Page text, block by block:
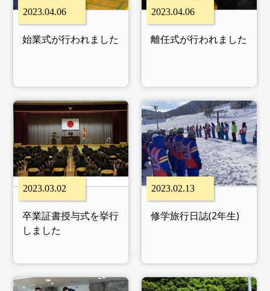
2023.04.06
始業式が行われました
2023.04.06
離任式が行われました
2023.03.02
卒業証書授与式を挙行
しました
2023.02.13
修学旅行日誌(2年生)